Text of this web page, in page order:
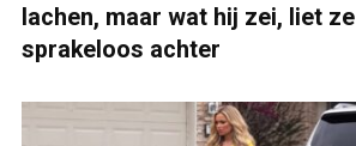
lachen, maar wat hij zei, liet ze
sprakeloos achter